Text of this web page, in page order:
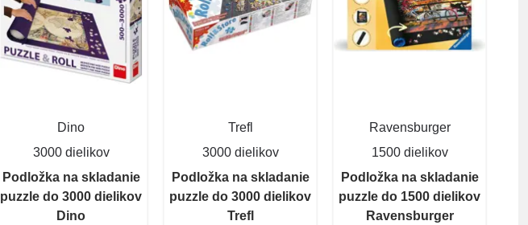
Dino
3000 dielikov
Podložka na skladanie
puzzle do 3000 dielikov
Dino
Trefl
3000 dielikov
Podložka na skladanie
puzzle do 3000 dielikov
Trefl
Ravensburger
1500 dielikov
Podložka na skladanie
puzzle do 1500 dielikov
Ravensburger